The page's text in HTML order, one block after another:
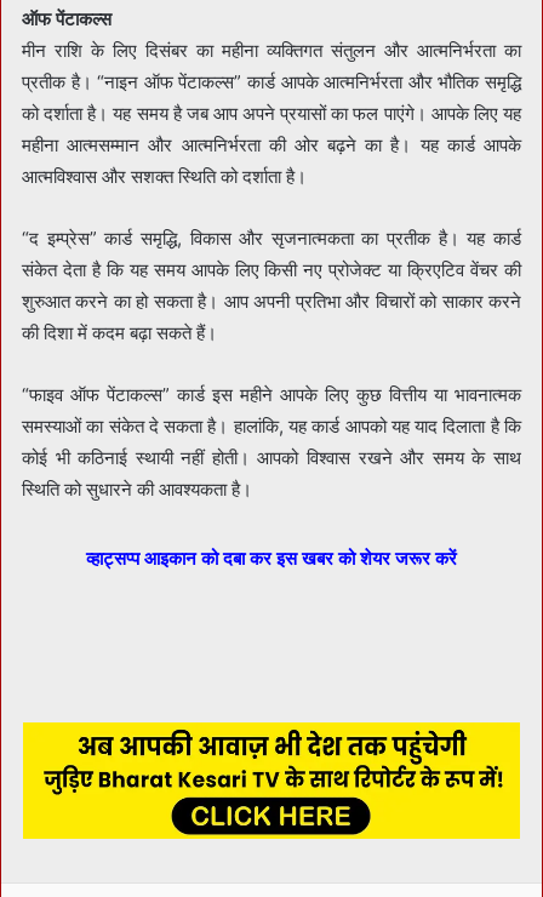
ऑफ पेंटाकल्स
मीन राशि के लिए दिसंबर का महीना व्यक्तिगत संतुलन और आत्मनिर्भरता का
प्रतीक है। “नाइन ऑफ पेंटाकल्स” कार्ड आपके आत्मनिर्भरता और भौतिक समृद्धि
को दर्शाता है। यह समय है जब आप अपने प्रयासों का फल पाएंगे। आपके लिए यह
महीना आत्मसम्मान और आत्मनिर्भरता की ओर बढ़ने का है। यह कार्ड आपके
आत्मविश्वास और सशक्त स्थिति को दर्शाता है।
“द इम्प्रेस” कार्ड समृद्धि, विकास और सृजनात्मकता का प्रतीक है। यह कार्ड
संकेत देता है कि यह समय आपके लिए किसी नए प्रोजेक्ट या क्रिएटिव वेंचर की
शुरुआत करने का हो सकता है। आप अपनी प्रतिभा और विचारों को साकार करने
की दिशा में कदम बढ़ा सकते हैं।
“फाइव ऑफ पेंटाकल्स” कार्ड इस महीने आपके लिए कुछ वित्तीय या भावनात्मक
समस्याओं का संकेत दे सकता है। हालांकि, यह कार्ड आपको यह याद दिलाता है कि
कोई भी कठिनाई स्थायी नहीं होती। आपको विश्वास रखने और समय के साथ
स्थिति को सुधारने की आवश्यकता है।
व्हाट्सप्प आइकान को दबा कर इस खबर को शेयर जरूर करें